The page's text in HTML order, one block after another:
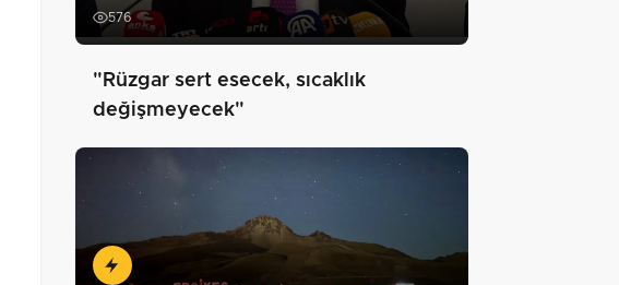
576
"Rüzgar sert esecek, sıcaklık
değişmeyecek"